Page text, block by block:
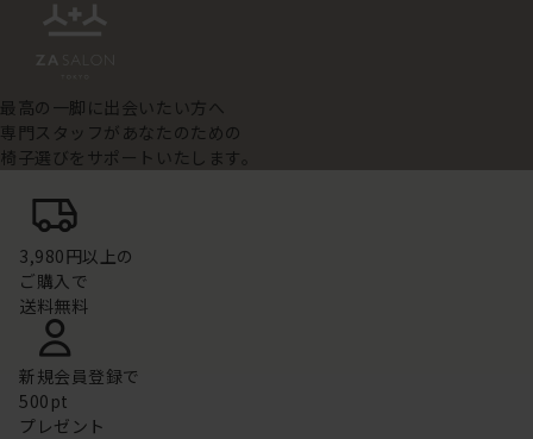
最高の一脚に出会いたい方へ
専門スタッフがあなたのための
椅子選びをサポートいたします。
3,980円以上の
ご購入で
送料無料
新規会員登録で
500pt
プレゼント